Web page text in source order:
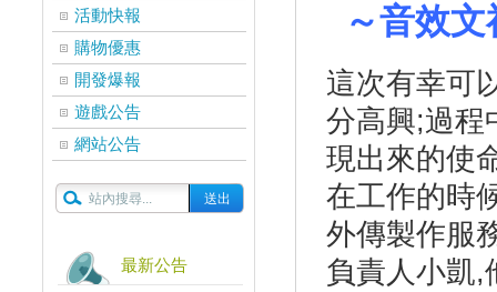
活動快報
購物優惠
開發爆報
遊戲公告
網站公告
最新公告
～音效
這次有幸可
分高興;過程
現出來的使
在工作的時
外傳製作服
負責人小凱,